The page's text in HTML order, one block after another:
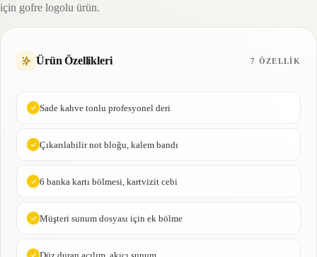
için gofre logolu ürün.
Ürün Özellikleri 7 ÖZELLIK
Sade kahve tonlu profesyonel deri
Çıkarılabilir not bloğu, kalem bandı
6 banka kartı bölmesi, kartvizit cebi
Müşteri sunum dosyası için ek bölme